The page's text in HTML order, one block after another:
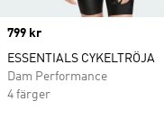
Price
799 kr
ESSENTIALS CYKELTRÖJA
Dam Performance
4 färger